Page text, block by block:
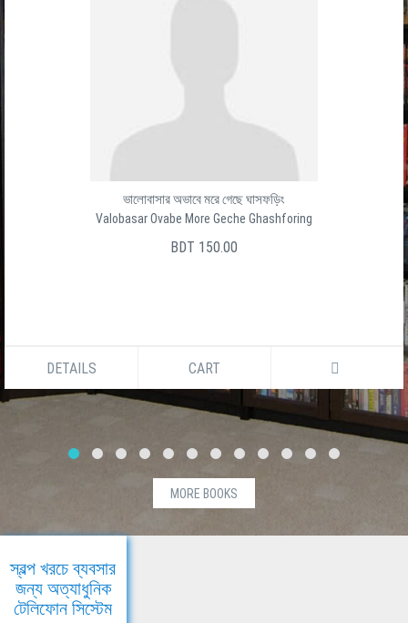
ভালোবাসার অভাবে মরে গেছে ঘাসফড়িং
Valobasar Ovabe More Geche Ghashforing
BDT 150.00
DETAILS CART
MORE BOOKS
স্বল্প খরচে ব্যবসার
জন্য অত্যাধুনিক
টেলিফোন সিস্টেম